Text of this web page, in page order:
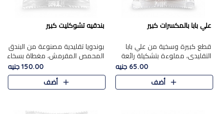
علي بابا بالمكسرات كبير
قطع كبيرة وسخية من علي بابا
التقليدي، مملوءة بتشكيلة رائعة
من المكسرات المحمصة المحمرة.
65.00 جنيه
أضف
بندقيه تشوكليت كبير
بوندويا تقليدية مصنوعة من البندق
المحمص المقرمش، مغطاة بسخاء
بشوكولاتة فاخرة غنية لتحقيق
التوازن المثالي بين قوام القرمشة
ونكهة الشوكولاتة ا..
150.00 جنيه
أضف